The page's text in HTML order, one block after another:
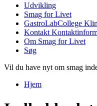
Udvikling
Smag for Livet
GastroLabCollege
Kontakt
Om Smag for Livet
Søg
Vil du have nyt om smag
Hjem